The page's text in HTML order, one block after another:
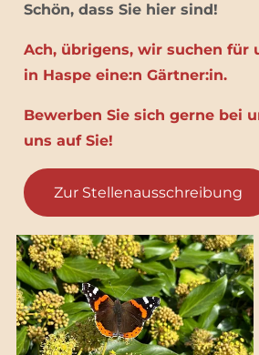
Schön, dass Sie hier sind!
Ach, übrigens, wir suchen für
in Haspe eine:n Gärtner:in.
Bewerben Sie sich gerne bei
uns auf Sie!
Zur Stellenausschreibung